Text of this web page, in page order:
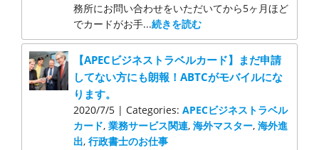
務所にお問い合わせをいただいてから5ヶ月ほど
でカードがお手...続きを読む
【APECビジネストラベルカード】まだ申請
してない方にも朗報！ABTCがモバイルにな
ります。
2020/7/5 | Categories:APECビジネストラベル
カード,業務サービス関連,海外マスター,海外進
出,行政書士のお仕事